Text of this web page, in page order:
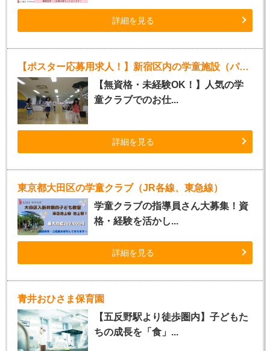
詳細を見る
【ポスター応募用求人！】新宿区内の学童施設（パート指導員）
【無資格・未経験OK！】人気の学
童クラブでのお仕...
詳細を見る
東京都大田区の学童クラブ（JR各線、東急線）
学童クラブの指導員さん大募集！資
格・経験を活かし...
詳細を見る
青井おひさま保育園
【五反野駅より徒歩圏内】子どもた
ちの成長を「食」...